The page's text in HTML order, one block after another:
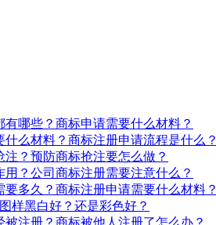
哪些？商标申请需要什么材料？
么材料？商标注册申请流程是什么？
注？预防商标抢注要怎么做？
？公司商标注册需要注意什么？
多久？商标注册申请需要什么材料？
样黑白好？还是彩色好？
注册？商标被他人注册了怎么办？